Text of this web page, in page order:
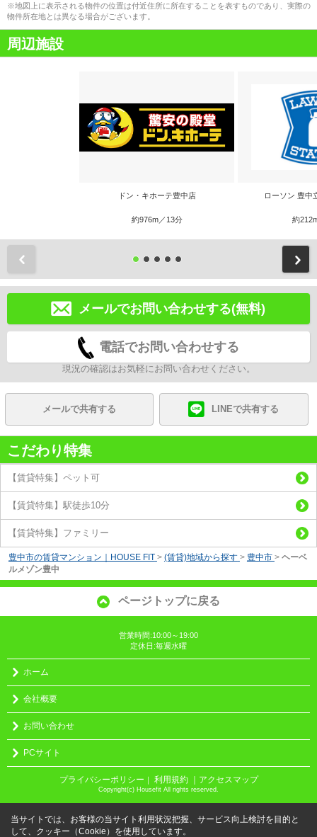
※地図上に表示される物件の位置は付近住所に所在することを表すものであり、実際の
物件所在地とは異なる場合がございます。
周辺施設
ドン・キホーテ豊中店
約976m／13分
ローソン 豊中
約
メールでお問い合わせする(無料)
電話でお問い合わせする
現況の確認はお気軽にお問い合わせください。
メールで共有する LINEで共有する
こだわり特集
【賃貸特集】ペット可
【賃貸特集】駅徒歩10分
【賃貸特集】ファミリー
豊中市の賃貸マンション｜HOUSE FIT > (賃貸)地域から探す > 豊中市 > ヘーベ
ルメゾン豊中
ページトップに戻る
営業時間:10:00～19:00
定休日:毎週水曜
ホーム
会社概要
お問い合わせ
PCサイト
プライバシーポリシー 利用規約 ｜アクセスマップ
Copyright(c) Housefit All rights reserved.
当サイトでは、お客様の当サイト利用状況把握、サービス向上検討を目的と
して、クッキー（Cookie）を使用しています。